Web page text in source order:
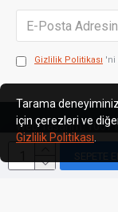
Gizlilik Politikası 'ni
Web Tasarım: 1007
Tarama
için çerezleri ve
Gizlilik Politikası